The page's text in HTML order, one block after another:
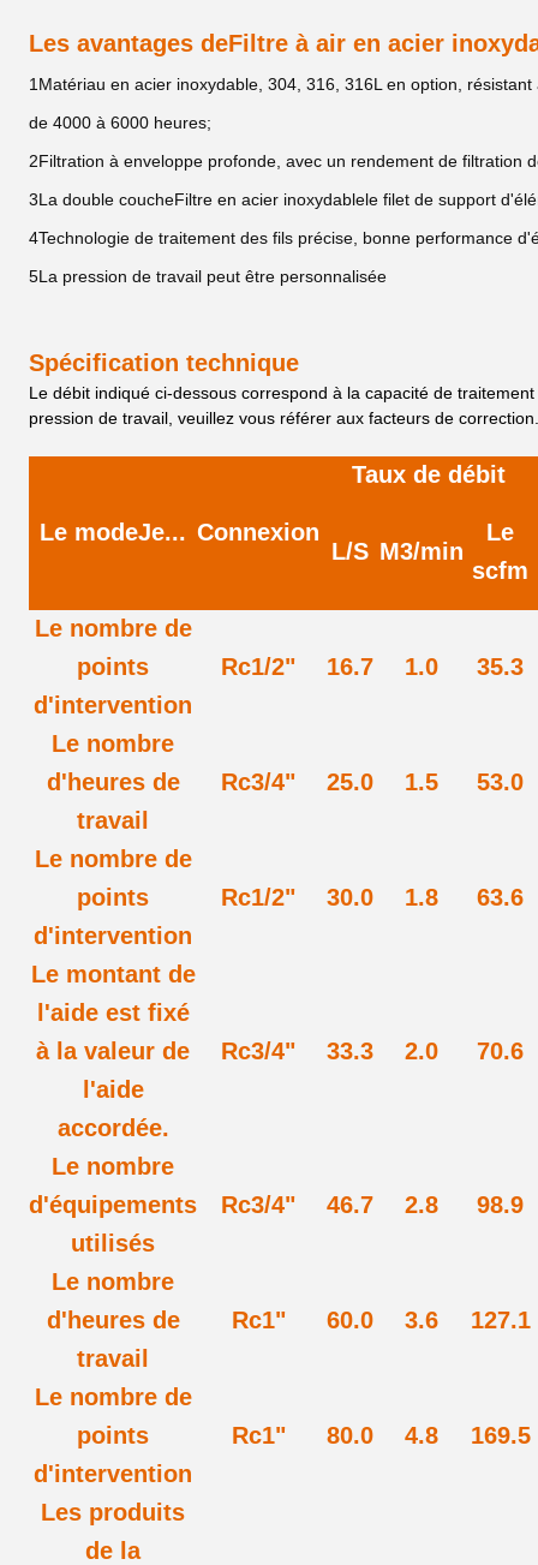
Les avantages deFiltre à air en acier
1Matériau en acier inoxydable, 304, 316, 316L en option,
de 4000 à 6000 heures;
2Filtration à enveloppe profonde, avec un rendement de filtration
3La double coucheFiltre en acier inoxydablele filet de support
4Technologie de traitement des fils précise, bonne performance
5La pression de travail peut être personnalisée
Spécification technique
Le débit indiqué ci-dessous correspond à la capacité de
pression de travail, veuillez vous référer aux facteurs de correction.
Le modeJe... Connexion
Taux de débit
L/S M3/min
Le
scfm
Le nombre de
points
d'intervention
Rc1/2" 16.7 1.0 35.3
Le nombre
d'heures de
travail
Rc3/4" 25.0 1.5 53.0
Le nombre de
points
d'intervention
Rc1/2" 30.0 1.8 63.6
Le montant de
l'aide est fixé
à la valeur de
l'aide
accordée.
Rc3/4" 33.3 2.0 70.6
Le nombre
d'équipements
utilisés
Rc3/4" 46.7 2.8 98.9
Le nombre
d'heures de
travail
Rc1" 60.0 3.6 127.1
Le nombre de
points
d'intervention
Rc1" 80.0 4.8 169.5
Les produits
de la